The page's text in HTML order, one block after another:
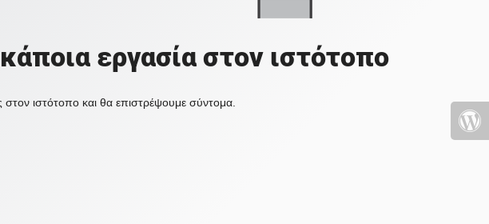
εργασία στον ιστότοπο
ιστότοπο και θα επιστρέψουμε σύντομα.